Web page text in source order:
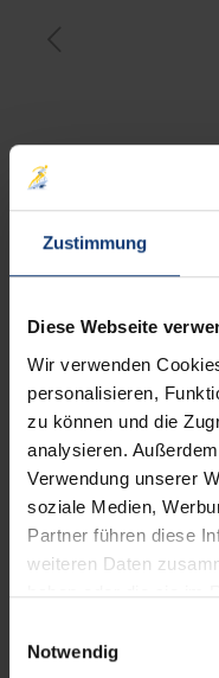
Zustimmung
Diese Webseite
Wir verwenden
personalisieren,
zu können und die
analysieren.
Verwendung unserer
soziale Medien,
Partner führen diese
weiteren Daten
Notwendig
Es ist endlich
Anmeldung
Marathon am
geöffnet und
erwarten,
Ob du ein erfahrener
dem Laufen beginnst
Freunden im
Marathon ist für jeden
Hier sind einige
Die malerische
Einzigartige
Eine unglaubliche